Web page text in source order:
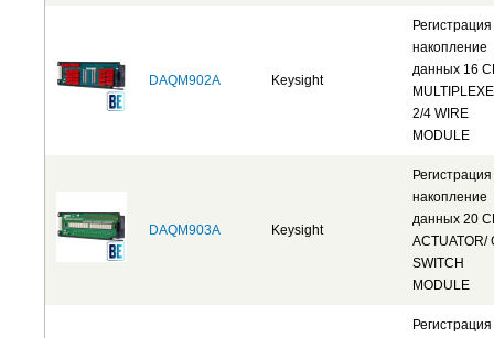
DAQM902A Keysight
накопление
данных 16
2/4 WIRE
MODULE
DAQM903A Keysight
накопление
данных 20
ACTUATOR/
SWITCH
MODULE